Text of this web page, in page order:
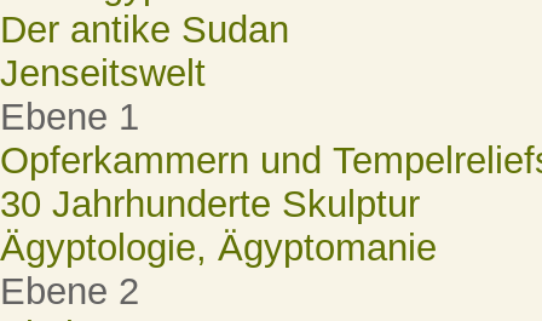
Der antike Sudan
Jenseitswelt
Ebene 1
Opferkammern und
30 Jahrhunderte Skulptur
Ägyptologie, Ägyptomanie
Ebene 2